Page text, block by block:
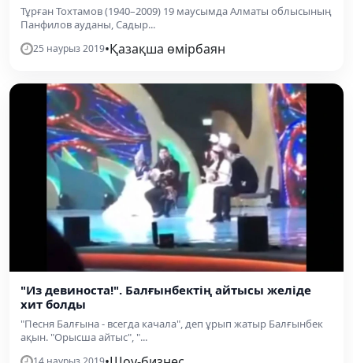
Тұрған Тохтамов (1940–2009) 19 маусымда Алматы облысының
Панфилов ауданы, Садыр...
25 наурыз 2019•Қазақша өмірбаян
"Из девиноста!". Балғынбектің айтысы желіде
хит болды
"Песня Балғына - всегда качала", деп ұрып жатыр Балғынбек
ақын. "Орысша айтыс", "...